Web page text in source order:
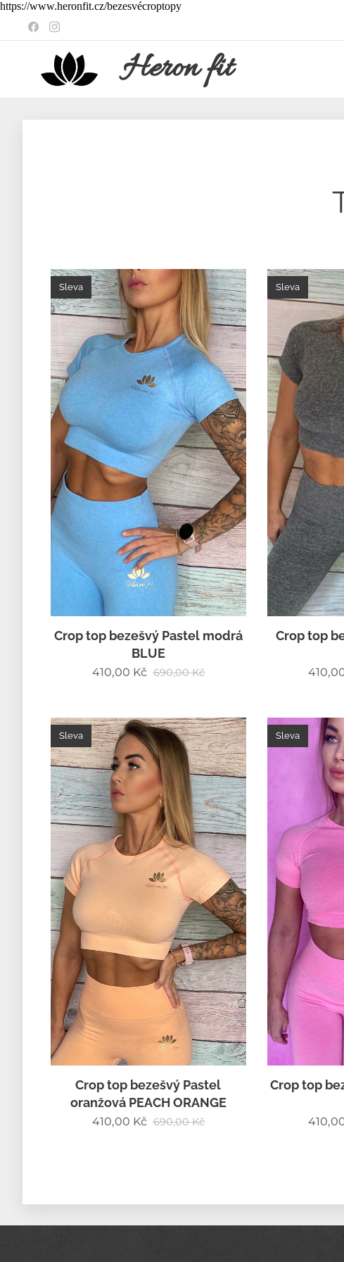
https://www.heronfit.cz/bezesvécroptopy
Heronfit
Crop top bezešvý Pastel modrá
BLUE
Sleva
410,00 Kč 690,00Kč
Crop top
Sleva
Crop top bezešvý Pastel
oranžová PEACH ORANGE
Sleva
410,00 Kč 690,00Kč
Crop top
Sleva